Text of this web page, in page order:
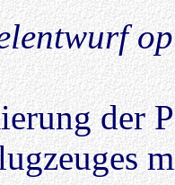
der